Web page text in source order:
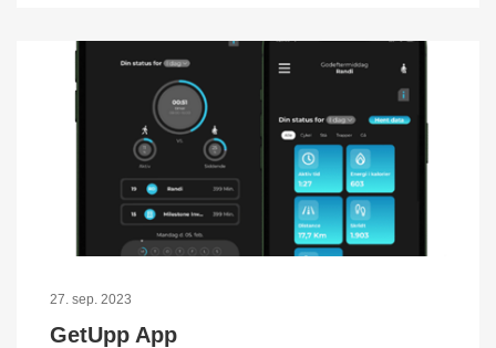
27. sep. 2023
GetUpp App